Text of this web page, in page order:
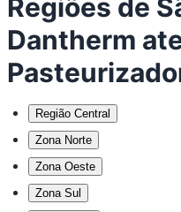
Regiões de
Dantherm
Região Central
Zona Norte
Zona Oeste
Zona Sul